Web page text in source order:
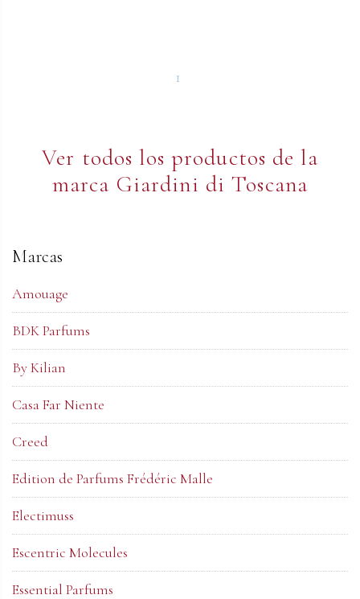
1
Ver todos los productos de la
marca Giardini di Toscana
Marcas
Amouage
BDK Parfums
By Kilian
Casa Far Niente
Creed
Edition de Parfums Frédéric Malle
Electimuss
Escentric Molecules
Essential Parfums